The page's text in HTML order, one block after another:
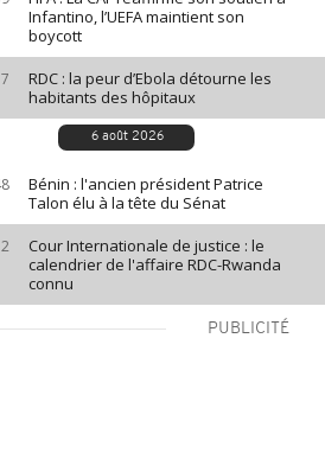
Infantino, l’UEFA maintient son
boycott
RDC : la peur d’Ebola détourne les
habitants des hôpitaux
6 août 2026
Bénin : l'ancien président Patrice
Talon élu à la tête du Sénat
Cour Internationale de justice : le
calendrier de l'affaire RDC-Rwanda
connu
PUBLICITÉ